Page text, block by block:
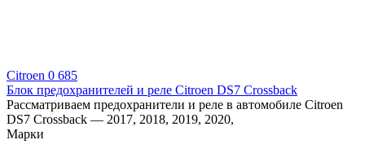
Citroen 0 685
Блок предохранителей и реле Citroen DS7 Crossback
Рассматриваем предохранители и реле в автомобиле Citroen
DS7 Crossback — 2017, 2018, 2019, 2020,
Марки